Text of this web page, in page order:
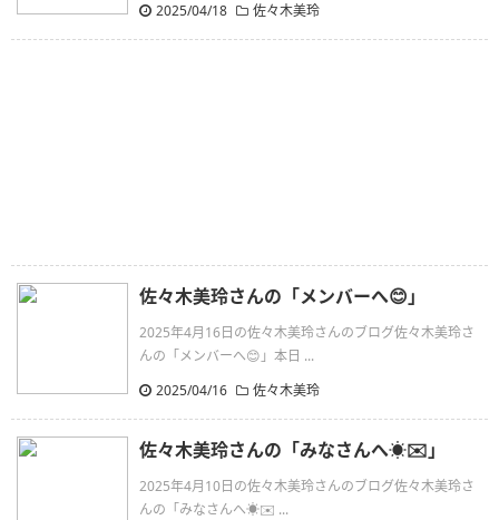
2025/04/18 佐々木美玲
佐々木美玲さんの「メンバーへ😊」
2025年4月16日の佐々木美玲さんのブログ佐々木美玲さ
んの「メンバーへ😊」本日 ...
2025/04/16
佐々木美玲
佐々木美玲さんの「みなさんへ☀️✉️」
2025年4月10日の佐々木美玲さんのブログ佐々木美玲さ
んの「みなさんへ☀️✉️ ...